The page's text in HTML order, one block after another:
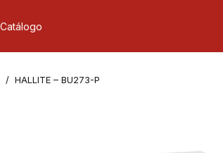
Catálogo
HALLITE – BU273-P